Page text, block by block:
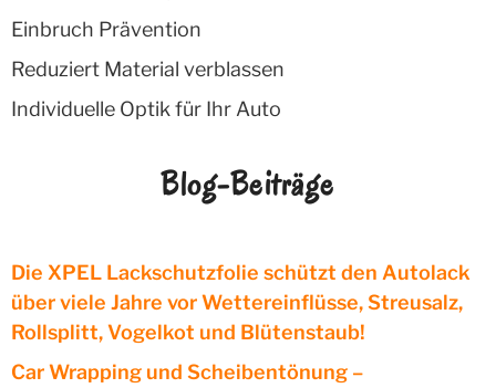
Einbruch Prävention
Reduziert Material verblassen
Individuelle Optik für Ihr Auto
Blog-Beiträge
Die XPEL Lackschutzfolie schützt den Autolack
über viele Jahre vor Wettereinflüsse, Streusalz,
Rollsplitt, Vogelkot und Blütenstaub!
Car Wrapping und Scheibentönung –